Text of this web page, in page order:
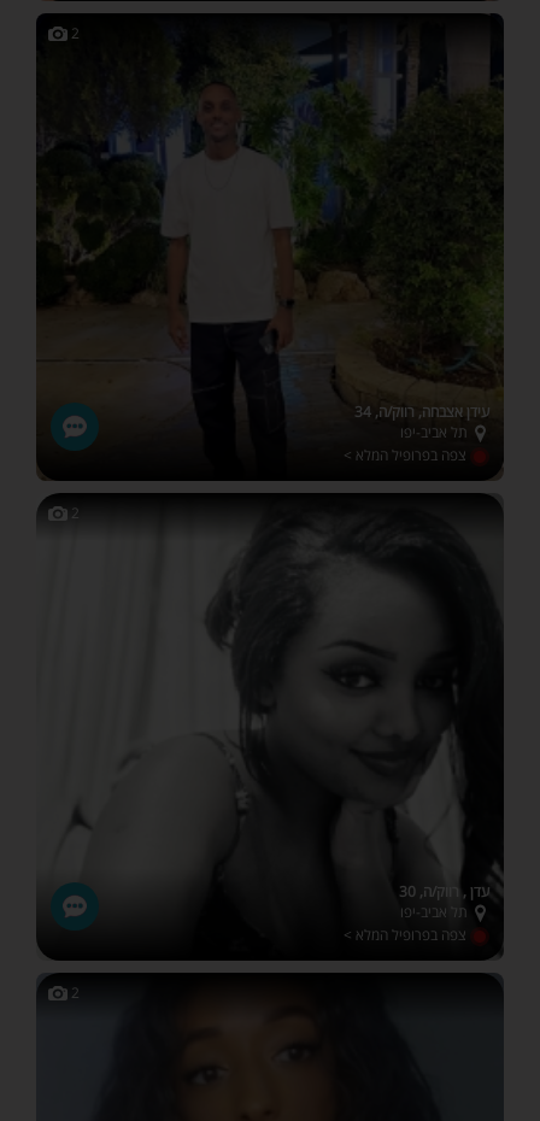
2
עידן אצבחה, רווק/ה, 34
תל אביב-יפו
צפה בפרופיל המלא >
2
עדן , רווק/ה, 30
תל אביב-יפו
צפה בפרופיל המלא >
2